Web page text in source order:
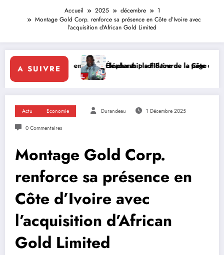
Accueil 2025 décembre
1
Montage Gold Corp. renforce sa présence en Côte d’Ivoire avec
l’acquisition d’African Gold Limited
A SUIVRE
le leadership solidaire de la Côte d’Ivoire en Afrique
Éléphants : la FIF tourne la page Emerse Faé
Actu Economie Durandeau 1 Décembre 2025
0 Commentaires
Montage Gold Corp.
renforce sa présence en
Côte d’Ivoire avec
l’acquisition d’African
Gold Limited